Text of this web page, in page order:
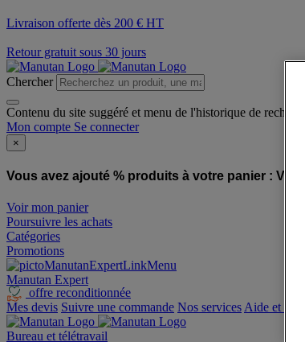
Livraison offerte dès 200 € HT
Retour gratuit sous 30 jours
Chercher
Contenu du site suggéré et menu de l'historique de
Mon compte Se connecter
×
Vous avez ajouté % produits à votre panier :
Voir mon panier
Poursuivre les achats
Catégories
Promotions
Manutan Expert
offre reconditionnée
Mes devis Suivre une commande Nos services Aide et
Bureau et télétravail